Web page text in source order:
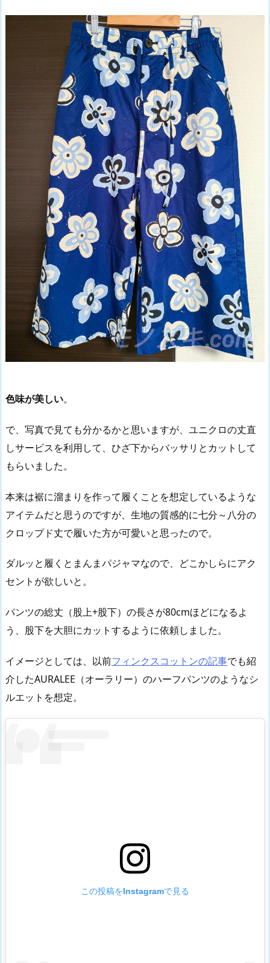
色味が美しい。
で、写真で見ても分かるかと思いますが、ユニクロの丈直
しサービスを利用して、ひざ下からバッサリとカットして
もらいました。
本来は裾に溜まりを作って履くことを想定しているような
アイテムだと思うのですが、生地の質感的に七分～八分の
クロップド丈で履いた方が可愛いと思ったので。
ダルッと履くとまんまパジャマなので、どこかしらにアク
セントが欲しいと。
パンツの総丈（股上+股下）の長さが80cmほどになるよ
う、股下を大胆にカットするように依頼しました。
イメージとしては、以前フィンクスコットンの記事でも紹
介したAURALEE（オーラリー）のハーフパンツのようなシ
ルエットを想定。
この投稿をInstagramで見る